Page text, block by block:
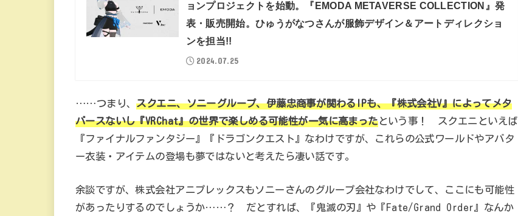
ョンプロジェクトを始動。『EMODA METAVERSE COLLECTION』発
表・販売開始。ひゅうがなつさんが服飾デザイン＆アートディレクショ
ンを担当!!
2024.07.25
……つまり、スクエニ、ソニーグループ、伊藤忠商事が関わるIPも、『株式会社V』によってメタ
バースないし『VRChat』の世界で楽しめる可能性が一気に高まったという事！ スクエニといえば
『ファイナルファンタジー』『ドラゴンクエスト』なわけですが、これらの公式ワールドやアバタ
ー衣装・アイテムの登場も夢ではないと考えたら凄い話です。
余談ですが、株式会社アニプレックスもソニーさんのグループ会社なわけでして、ここにも可能性
があったりするのでしょうか……？ だとすれば、『鬼滅の刃』や『Fate/Grand Order』なんか